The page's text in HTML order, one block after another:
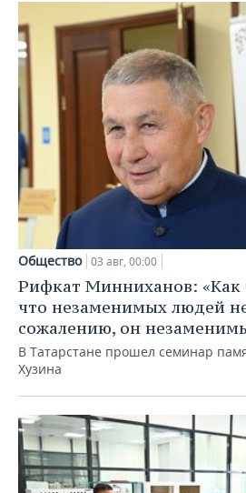
Общество 03 авг, 00:00
Рифкат Минниханов: «Как
что незаменимых людей
сожалению, он
В Татарстане прошел семинар
Хузина